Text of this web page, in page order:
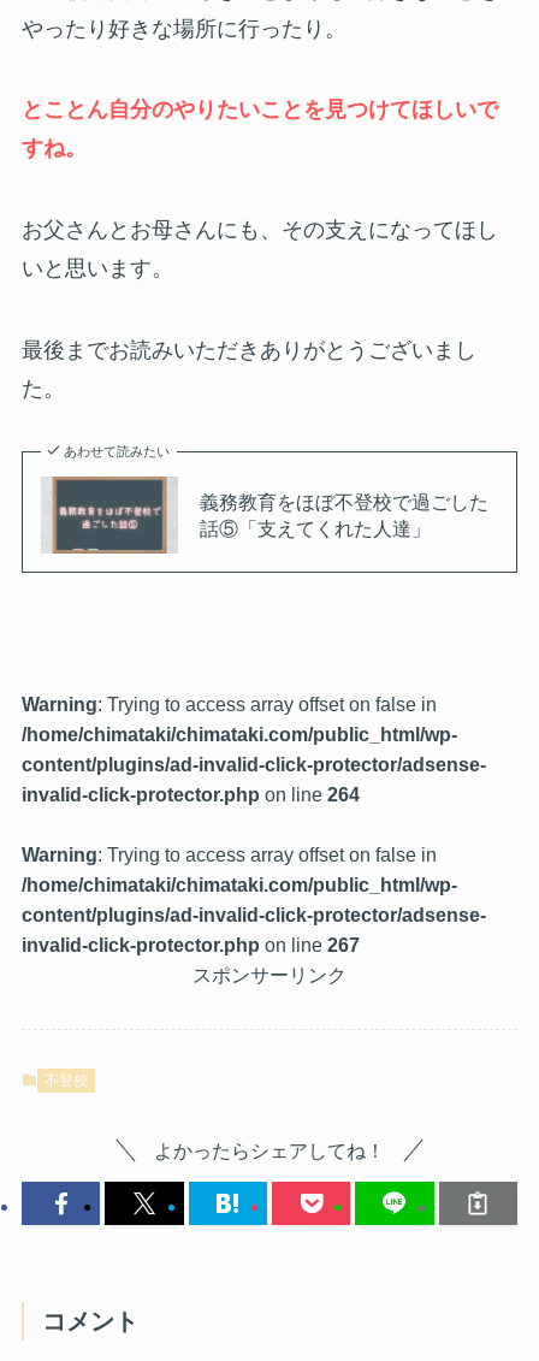
やったり好きな場所に行ったり。
とことん自分のやりたいことを見つけてほしいで
すね。
お父さんとお母さんにも、その支えになってほし
いと思います。
最後までお読みいただきありがとうございまし
た。
あわせて読みたい
義務教育をほぼ不登校で過ごした
話⑤「支えてくれた人達」
Warning: Trying to access array offset on false in
/home/chimataki/chimataki.com/public_html/wp-
content/plugins/ad-invalid-click-protector/adsense-
invalid-click-protector.php on line 264
Warning: Trying to access array offset on false in
/home/chimataki/chimataki.com/public_html/wp-
content/plugins/ad-invalid-click-protector/adsense-
invalid-click-protector.php on line 267
スポンサーリンク
不登校
よかったらシェアしてね！
コメント